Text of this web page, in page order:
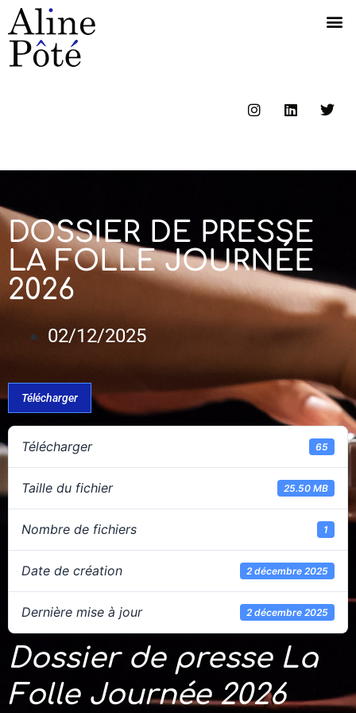
DOSSIER DE PRESSE
LA FOLLE JOURNÉE
2026
02/12/2025
Télécharger
Télécharger 65
Taille du fichier 25.50 MB
Nombre de fichiers 1
Date de création 2 décembre 2025
Dernière mise à jour 2 décembre 2025
Dossier de presse La
Folle Journée 2026